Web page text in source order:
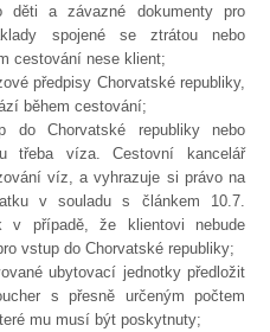
děti a závazné dokumenty pro
spojené se ztrátou nebo
cestování nese klient;
předpisy Chorvatské republiky,
během cestování;
do Chorvatské republiky nebo
třeba víza. Cestovní kancelář
víz, a vyhrazuje si právo na
v souladu s článkem 10.7.
v případě, že klientovi nebude
vstup do Chorvatské republiky;
ubytovací jednotky předložit
s přesně určeným počtem
mu musí být poskytnuty;